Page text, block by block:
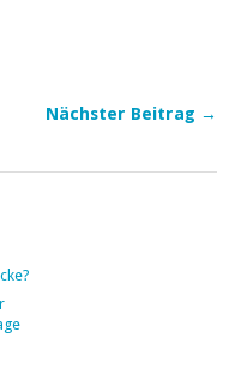
Nächster Beitrag →